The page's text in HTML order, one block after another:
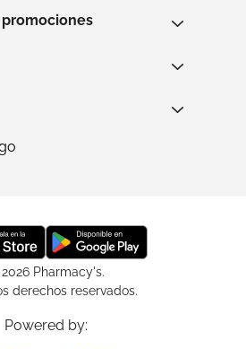
Pharmacy's.
derechos reservados.
Powered by: